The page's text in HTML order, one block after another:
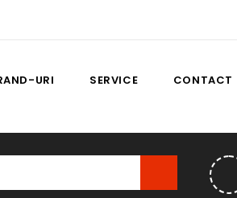
URI SERVICE CONTACT